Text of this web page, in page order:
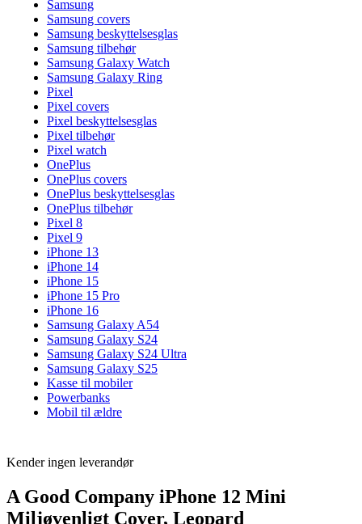
Samsung
Samsung covers
Samsung beskyttelsesglas
Samsung tilbehør
Samsung Galaxy Watch
Samsung Galaxy Ring
Pixel
Pixel covers
Pixel beskyttelsesglas
Pixel tilbehør
Pixel watch
OnePlus
OnePlus covers
OnePlus beskyttelsesglas
OnePlus tilbehør
Pixel 8
Pixel 9
iPhone 13
iPhone 14
iPhone 15
iPhone 15 Pro
iPhone 16
Samsung Galaxy A54
Samsung Galaxy S24
Samsung Galaxy S24 Ultra
Samsung Galaxy S25
Kasse til mobiler
Powerbanks
Mobil til ældre
Kender ingen leverandør
A Good Company iPhone 12 Mini
Miljøvenligt Cover, Leopard